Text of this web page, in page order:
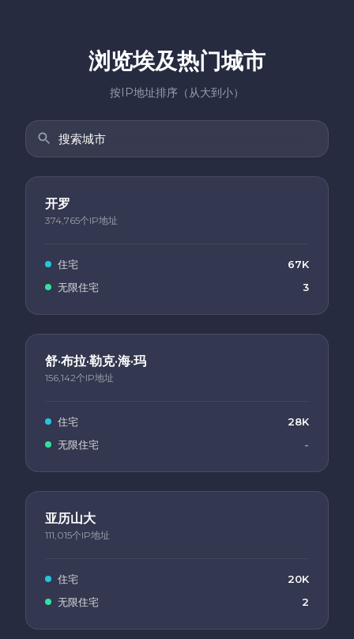
浏览埃及热门城市
按IP地址排序（从大到小）
开罗
374,765个IP地址
住宅
67K
无限住宅
3
舒·布拉·勒克·海·玛
156,142个IP地址
住宅
28K
无限住宅
-
亚历山大
111,015个IP地址
住宅
20K
无限住宅
2